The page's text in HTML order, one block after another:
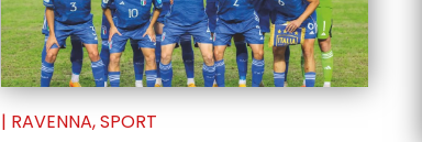
| RAVENNA,SPORT